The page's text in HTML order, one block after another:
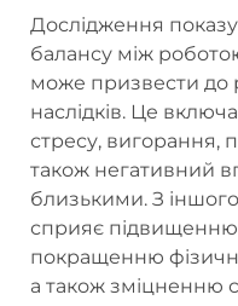
Дослідження
балансу між
може призвести до
наслідків. Це
стресу, вигорання,
також негативний
близькими. З
сприяє підвищенню
покращенню
а також зміцненню